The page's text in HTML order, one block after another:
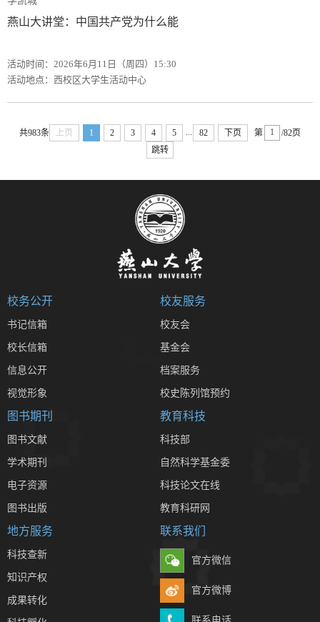
燕山大讲堂：中国共产党为什么能
活动时间：2026年6月11日（周四）15:30
活动地点：西校区大学生活动中心
共983条 上页 1 2 3 4 5 82 下页 第
/82页
跳转
校务公开
书记信箱
校长信箱
信息公开
视觉形象
校友服务
校友会
基金会
档案服务
校史陈列馆预约
图书期刊
图书文献
学术期刊
电子资源
图书出版
教育科技
科技部
自然科学基金委
科技论文在线
教育科研网
地方服务
科技查新
知识产权
成果转化
联系我们
官方微信
官方微博